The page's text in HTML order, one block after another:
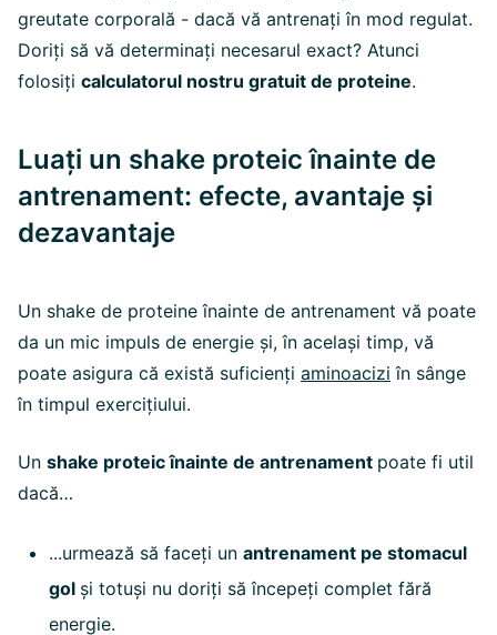
greutate corporală - dacă vă antrenați în mod regulat.
Doriți să vă determinați necesarul exact? Atunci
folosiți calculatorul nostru gratuit de proteine.
Luați un shake proteic înainte de
antrenament: efecte, avantaje și
dezavantaje
Un shake de proteine înainte de antrenament vă poate
da un mic impuls de energie și, în același timp, vă
poate asigura că există suficienți aminoacizi în sânge
în timpul exercițiului.
Un shake proteic înainte de antrenament poate fi util
dacă…
...urmează să faceți un antrenament pe stomacul
gol și totuși nu doriți să începeți complet fără
energie.